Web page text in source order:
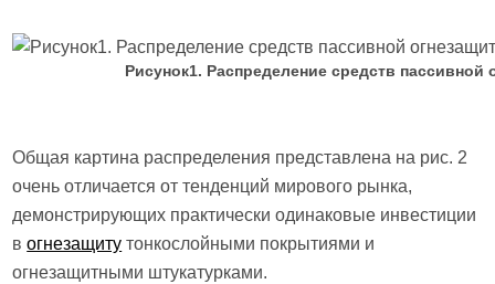
Рисунок1. Распределение средств пассивной
Общая картина распределения представлена на рис. 2
очень отличается от тенденций мирового рынка,
демонстрирующих практически одинаковые инвестиции
вогнезащиту тонкослойными покрытиями и
огнезащитными штукатурками.